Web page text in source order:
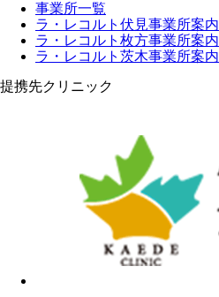
事業所一覧
ラ・レコルト伏見事業所案内
ラ・レコルト枚方事業所案内
ラ・レコルト茨木事業所案内
提携先クリニック